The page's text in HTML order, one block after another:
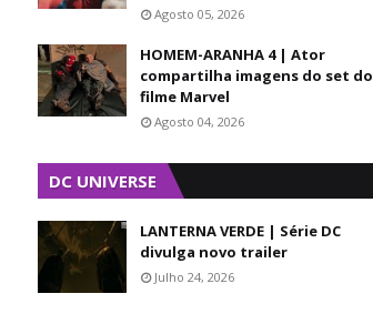
Agosto 05, 2026
HOMEM-ARANHA 4 | Ator
compartilha imagens do set do
filme Marvel
Agosto 04, 2026
DC UNIVERSE
LANTERNA VERDE | Série DC
divulga novo trailer
Julho 24, 2026